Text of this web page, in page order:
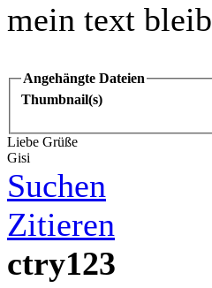
mein text
Angehängte Dateien
Thumbnail(s)
Liebe Grüße
Gisi
Suchen
Zitieren
ctry123